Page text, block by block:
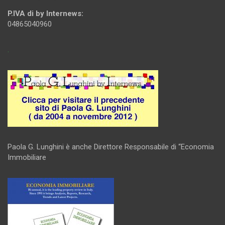
P.IVA di by Internews:
04865040960
.
Paola G. Lunghini è anche Direttore Responsabile di “Economia
Immobiliare